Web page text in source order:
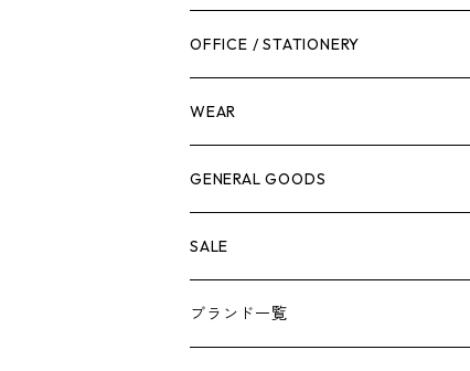
作業台
脚立
ケミカル
その他
ボディケア
ガーデンチェア
キャビネット・ツールハンガー
冬季用品
その他
バンジーバンド
ストレージボックス
クーラーボックス
ナイフ
メンテナンスグッズ
車内グッズ
車外グッズ
芳香剤
OFFICE / STATIONERY
WEAR
トップス
ボトムス
アンダーウェア
GENERAL GOODS
ウォレット
エアーフレッシュナー
SALE
ブランド一覧